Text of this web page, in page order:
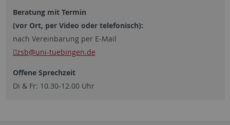
Beratung mit Termin
(vor Ort, per Video oder telefonisch):
nach Vereinbarung per E-Mail
zsb@uni-tuebingen.de
Offene Sprechzeit
Di & Fr: 10.30-12.00 Uhr